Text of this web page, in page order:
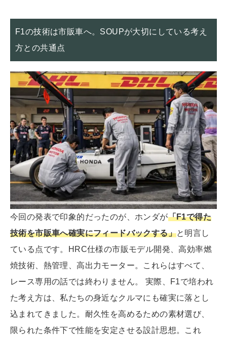
F1の技術は市販車へ。SOUPが大切にしている考え
方との共通点
今回の発表で印象的だったのが、ホンダが「F1で得た
技術を市販車へ確実にフィードバックする」と明言し
ている点です。HRC仕様の市販モデル開発、高効率燃
焼技術、熱管理、高出力モーター。これらはすべて、
レース専用の話では終わりません。 実際、F1で培われ
た考え方は、私たちの身近なクルマにも確実に落とし
込まれてきました。耐久性を高めるための素材選び、
限られた条件下で性能を安定させる設計思想。これ